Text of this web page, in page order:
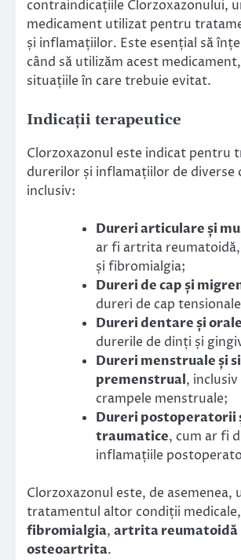
contraindicațiile Clorzoxazonului,
medicament utilizat pentru
și inflamațiilor. Este esențial să
când să utilizăm acest
situațiile în care trebuie evitat.
Indicații terapeutice
Clorzoxazonul este indicat pentru
durerilor și inflamațiilor de diverse
inclusiv:
Dureri articulare și
ar fi artrita
și fibromialgia;
Dureri de cap și
dureri de cap
Dureri dentare și orale
durerile de dinți și
Dureri menstruale și
premenstrual,
crampele menstruale;
Dureri postoperatorii
traumatice, cum ar fi
inflamațiile
Clorzoxazonul este, de
tratamentul altor condiții
fibromialgia, artrita reumatoidă
osteoartrita.